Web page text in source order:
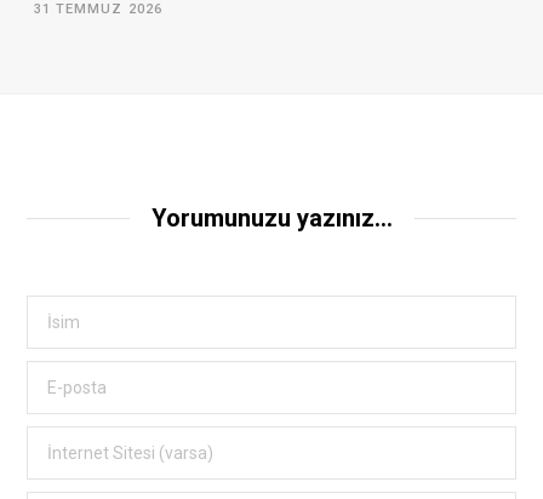
31 TEMMUZ 2026
Yorumunuzu yazınız...